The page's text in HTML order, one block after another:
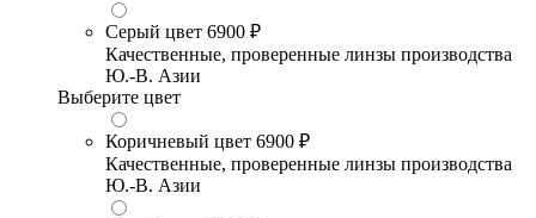
Серый цвет 6900 ₽
Качественные, проверенные линзы производства
Ю.-В. Азии
Выберите цвет
Коричневый цвет 6900 ₽
Качественные, проверенные линзы производства
Ю.-В. Азии